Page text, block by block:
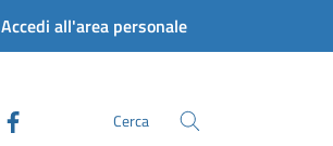
Accedi all'area personale
Cerca